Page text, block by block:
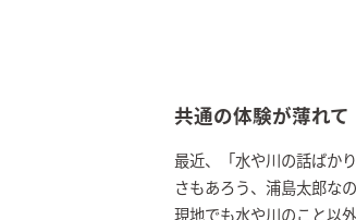
共通の体験が薄れて
最近、「水や川の話ばか
さもあろう、浦島太郎な
現地でも水や川のこと以